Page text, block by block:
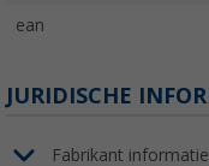
ean
JURIDISCHE
Fabrikant informatie